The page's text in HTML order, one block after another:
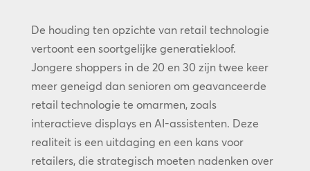
De houding ten opzichte van retail technologie
vertoont een soortgelijke generatiekloof.
Jongere shoppers in de 20 en 30 zijn twee keer
meer geneigd dan senioren om geavanceerde
retail technologie te omarmen, zoals
interactieve displays en AI-assistenten. Deze
realiteit is een uitdaging en een kans voor
retailers, die strategisch moeten nadenken over